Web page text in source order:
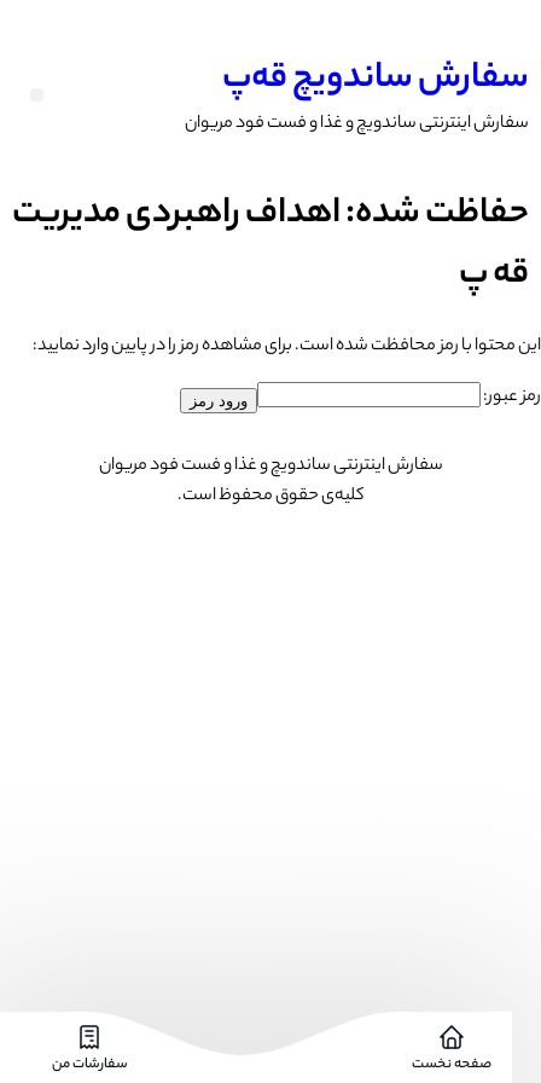
سفارش ساندویچ قه‌پ
سفارش اینترنتی ساندویچ‌ و‌ غذا و فست فود مریوان
حفاظت شده: اهداف راهبردی مدیریت
قه پ
این محتوا با رمز محافظت شده است. برای مشاهده رمز را در پایین وارد نمایید:
رمز عبور:
سفارش اینترنتی ساندویچ‌ و‌ غذا و فست فود مریوان
کلیه‌ی حقوق محفوظ است.
صفحه نخست سفارشات من